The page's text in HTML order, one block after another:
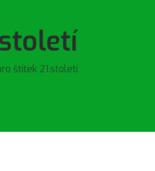
štítek 21.století